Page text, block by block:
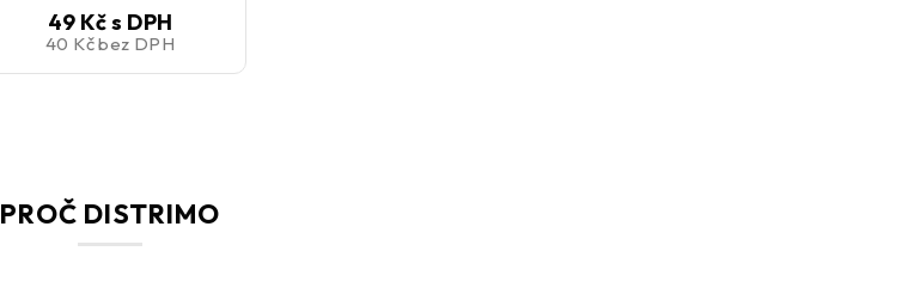
49 Kčs DPH
40 Kčbez DPH
PROČ DISTRIMO